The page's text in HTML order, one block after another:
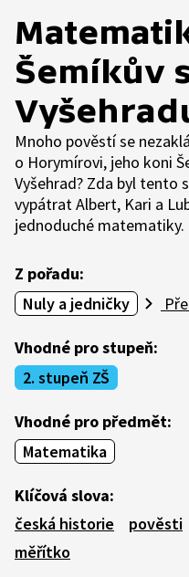
Šemíkův
Mnoho pověstí se
o Horymírovi, jeho koni
Vyšehrad? Zda byl tento
vypátrat Albert, Kari a
jednoduché matematiky.
Z pořadu:
Nuly a jedničky
Vhodné pro stupeň:
2. stupeň ZŠ
Vhodné pro předmět:
Matematika
Klíčová slova:
česká historie
pověsti
měřítko